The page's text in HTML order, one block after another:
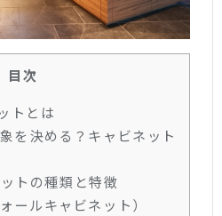
目次
トとは
を決める？キャビネット
トの種類と特徴
ールキャビネット）